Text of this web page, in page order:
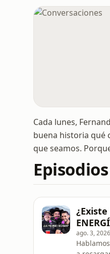
Cada lunes,
buena historia qué
que seamos.
Episodios
ago. 3, 2026